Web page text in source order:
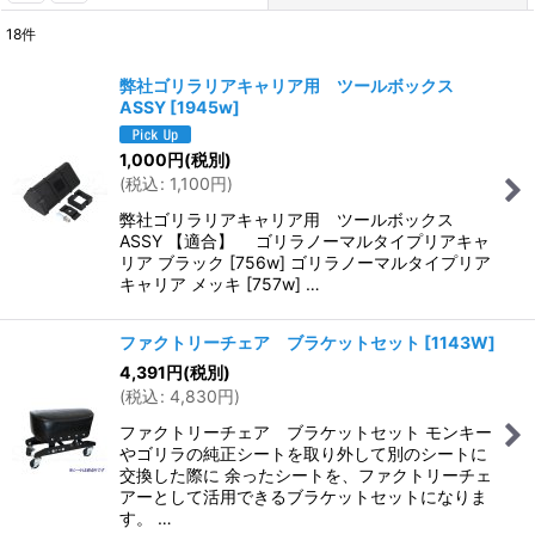
並び順
絞り込む
18件
弊社ゴリラリアキャリア用 ツールボックス
ASSY [1945w]
1,000円(税別)
(税込: 1,100円)
弊社ゴリラリアキャリア用 ツールボックス
ASSY 【適合】 ゴリラノーマルタイプリアキャ
リア ブラック [756w] ゴリラノーマルタイプリア
キャリア メッキ [757w] …
ファクトリーチェア ブラケットセット [1143W]
4,391円(税別)
(税込: 4,830円)
ファクトリーチェア ブラケットセット モンキー
やゴリラの純正シートを取り外して別のシートに
交換した際に 余ったシートを、ファクトリーチェ
アーとして活用できるブラケットセットになりま
す。 …